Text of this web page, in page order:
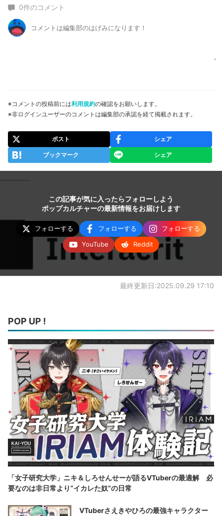
0件のコメント
※コメントの投稿前には利用規約の確認をお願いします。
※非ログインユーザーのコメントは編集部の承認を経て掲載されます。
ポスト シェア
ブックマーク シェア
この記事が気に入ったらフォローしよう
ポップカルチャーの最新情報をお届けします
フォローする フォローする
フォローする
YouTube
Reddit
最終更新日:2025.09.29 17:10
POP UP !
「女子研究大学」ニキ＆しろせんせーが語るVTuberの最適解 必
要なのは非日常より“イカレた奴”の日常
VTuberさえきやひろの最強キャラクター